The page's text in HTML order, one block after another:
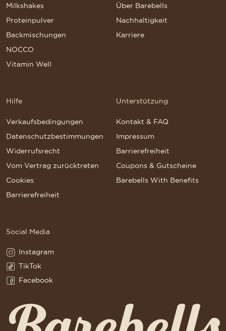
Milkshakes
Proteinpulver
Backmischungen
NOCCO
Vitamin Well
Über Barebells
Nachhaltigkeit
Karriere
Hilfe
Verkaufsbedingungen
Datenschutzbestimmungen
Widerrufsrecht
Vom Vertrag zurücktreten
Cookies
Barrierefreiheit
Unterstützung
Kontakt & FAQ
Impressum
Barrierefreiheit
Coupons & Gutscheine
Barebells With Benefits
Social Media
Instagram(Opens in a new tab)
Instagram
TikTok(Opens in a new tab)
TikTok
Facebook(Opens in a new tab)
Facebook